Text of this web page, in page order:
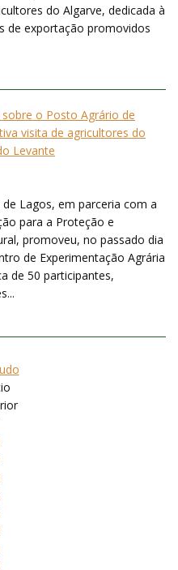
do Algarve, dedicada à
de exportação promovidos
sobre o Posto Agrário de
visita de agricultores do
Levante
Lagos, em parceria com a
para a Proteção e
promoveu, no passado dia
de Experimentação Agrária
de 50 participantes,